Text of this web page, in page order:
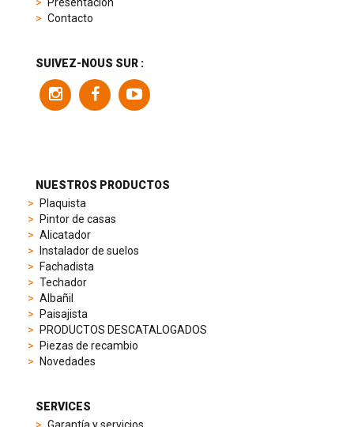
product
sporty
chronographs
elegant
watches.
model
chosen
timeless
Contacto
SUIVEZ-NOUS SUR :
NUESTROS PRODUCTOS
Plaquista
Pintor de casas
Alicatador
Instalador de suelos
Fachadista
Techador
Albañil
Paisajista
PRODUCTOS DESCATALOGADOS
Piezas de recambio
Novedades
SERVICES